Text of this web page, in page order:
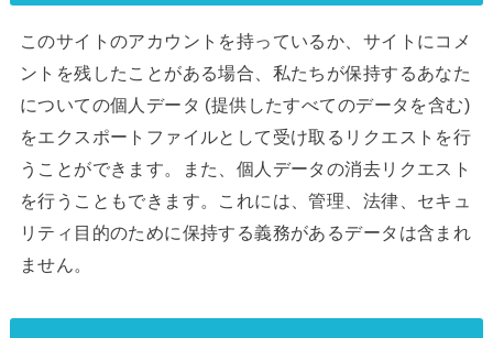
このサイトのアカウントを持っているか、サイトにコメ
ントを残したことがある場合、私たちが保持するあなた
についての個人データ (提供したすべてのデータを含む)
をエクスポートファイルとして受け取るリクエストを行
うことができます。また、個人データの消去リクエスト
を行うこともできます。これには、管理、法律、セキュ
リティ目的のために保持する義務があるデータは含まれ
ません。